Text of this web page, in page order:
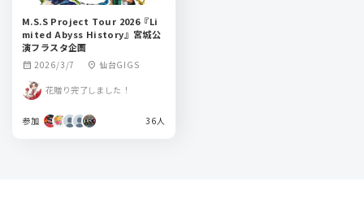
M.S.S Project Tour 2026『Li
mited Abyss History』宮城公
演フラスタ企画
calendar_month 2026/3/7 location_on 仙台GIGS
花贈り完了しました！
参加 36人